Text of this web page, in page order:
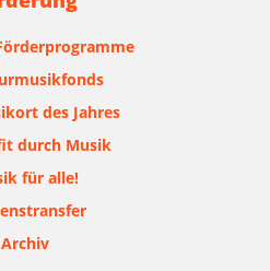
des Jahres
durch Musik
für alle!
Archiv